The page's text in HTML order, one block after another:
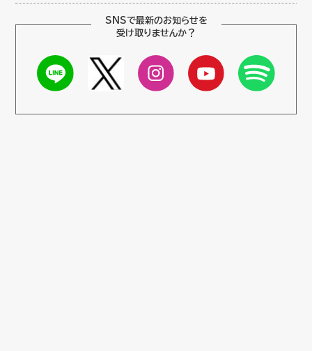
SNSで最新のお知らせを
受け取りませんか？